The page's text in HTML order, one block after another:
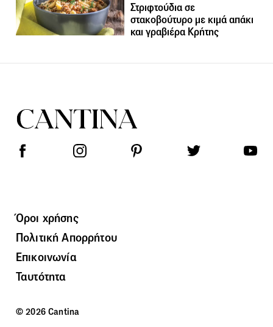
Στριφτούδια σε
στακοβούτυρο με κιμά απάκι
και γραβιέρα Κρήτης
Όροι χρήσης
Πολιτική Απορρήτου
Επικοινωνία
Ταυτότητα
© 2026 Cantina